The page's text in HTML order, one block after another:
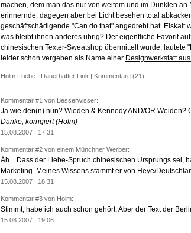
machen, dem man das nur von weitem und im Dunklen an
erinnernde, dagegen aber bei Licht besehen total
geschäftschädigende "Can do that" angedreht hat. Eiskalt
was bleibt ihnen anderes übrig? Der eigentliche Favorit
chinesischen Texter-Sweatshop übermittelt wurde, lautete
leider schon vergeben als Name einer Designwerkstatt
Holm Friebe | Dauerhafter Link | Kommentare (21)
Kommentar #1 von Besserwisser:
Ja wie den(n) nun? Wieden & Kennedy AND/OR Weiden?
Danke, korrigiert (Holm)
15.08.2007 | 17:31
Kommentar #2 von einem Münchner Werber:
Äh... Dass der Liebe-Spruch chinesischen Ursprungs sei,
Marketing. Meines Wissens stammt er von Heye/
15.08.2007 | 18:31
Kommentar #3 von Holm:
Stimmt, habe ich auch schon gehört. Aber der Text der
15.08.2007 | 19:06